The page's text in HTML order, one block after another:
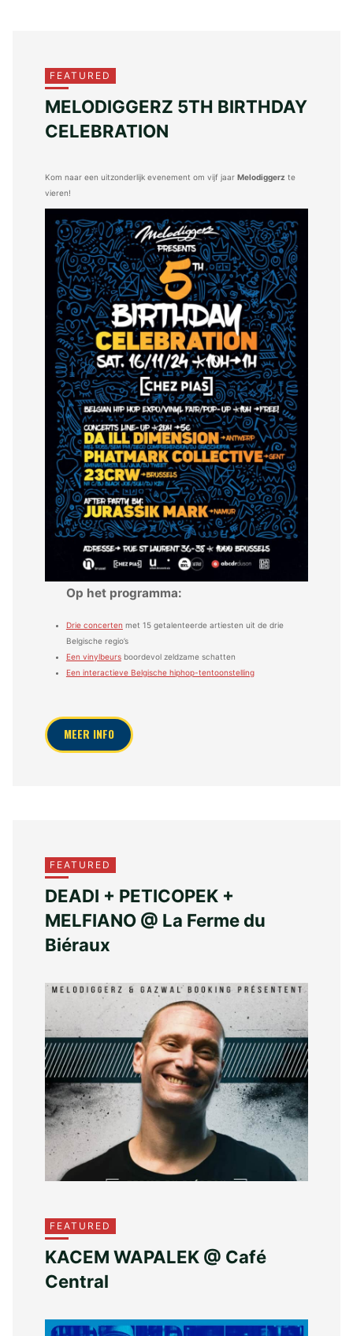
FEATURED
MELODIGGERZ 5TH BIRTHDAY
CELEBRATION
Kom naar een uitzonderlijk evenement om vijf jaarMelodiggerz te
vieren!
Op het programma:
Drie concerten met 15 getalenteerde artiesten uit de drie
Belgische regio’s
Een vinylbeursboordevol zeldzame schatten
Een interactieve Belgische hiphop-tentoonstelling
MEER INFO
FEATURED
DEADI + PETICOPEK +
MELFIANO @ La Ferme du
Biéraux
FEATURED
KACEM WAPALEK @ Café
Central